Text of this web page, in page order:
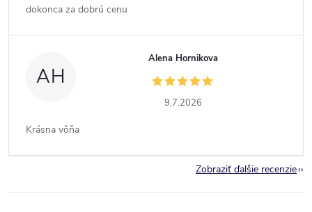
dokonca za dobrú cenu
AH
Alena Hornikova
9.7.2026
Krásna vôňa
Zobraziť ďalšie recenzie